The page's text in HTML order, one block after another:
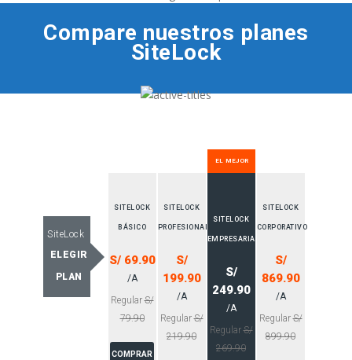
Compare nuestros planes
SiteLock
SiteLock
ELEGIR
PLAN
SITELOCK
BÁSICO
S/ 69.90
/A
RegularS/
79.90
COMPRAR
SITELOCK
PROFESIONAL
S/
199.90
/A
RegularS/
219.90
EL MEJOR
SITELOCK
EMPRESARIAL
S/
249.90
/A
RegularS/
269.90
SITELOCK
CORPORATIVO
S/
869.90
/A
RegularS/
899.90